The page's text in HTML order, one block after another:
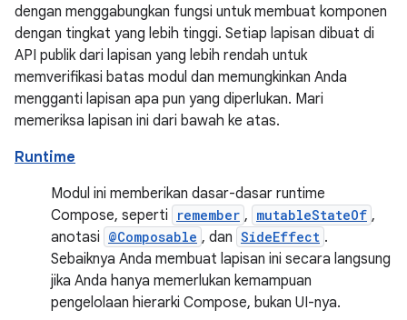
dengan menggabungkan fungsi untuk membuat komponen
dengan tingkat yang lebih tinggi. Setiap lapisan dibuat di
API publik dari lapisan yang lebih rendah untuk
memverifikasi batas modul dan memungkinkan Anda
mengganti lapisan apa pun yang diperlukan. Mari
memeriksa lapisan ini dari bawah ke atas.
Runtime
Modul ini memberikan dasar-dasar runtime
Compose, seperti
remember , mutableStateOf ,
anotasi @Composable , dan SideEffect .
Sebaiknya Anda membuat lapisan ini secara langsung
jika Anda hanya memerlukan kemampuan
pengelolaan hierarki Compose, bukan UI-nya.